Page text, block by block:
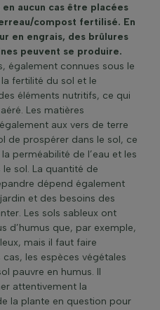
aucun cas être placées
compost fertilisé. En
en engrais, des brûlures
peuvent se produire.
également connues sous le
fertilité du sol et le
éléments nutritifs, ce qui
Les matières
aux vers de terre
de prospérer dans le sol, ce
perméabilité de l’eau et les
le sol. La quantité de
dépend également
et des besoins des
Les sols sableux ont
d’humus que, par exemple,
mais il faut faire
les espèces végétales
pauvre en humus. Il
attentivement la
la plante en question pour